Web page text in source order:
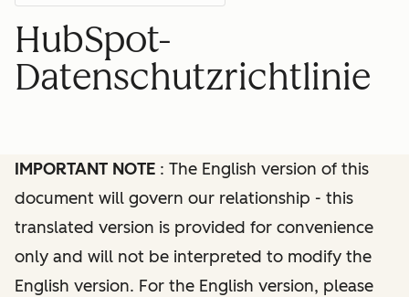
HubSpot-
Datenschutzrichtlinie
IMPORTANT NOTE : The English version of this
document will govern our relationship - this
translated version is provided for convenience
only and will not be interpreted to modify the
English version. For the English version, please